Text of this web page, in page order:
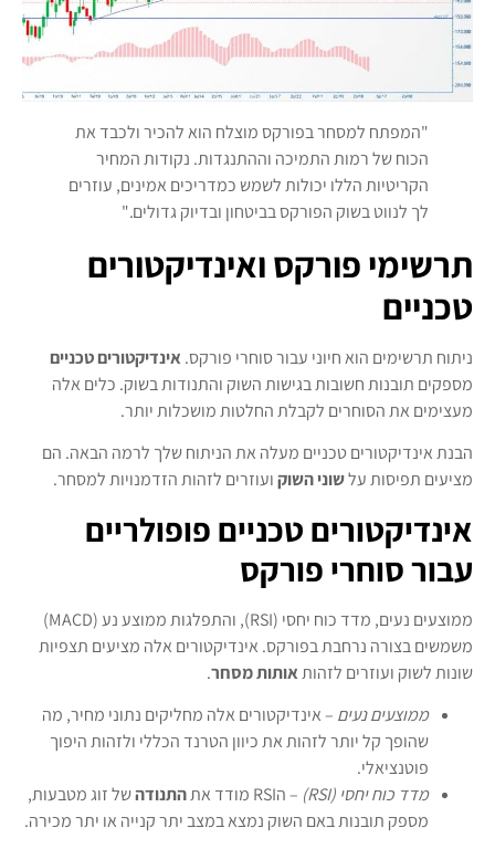
"המפתח למסחר בפורקס מוצלח הוא להכיר ולכבד את
הכוח של רמות התמיכה וההתנגדות. נקודות המחיר
הקריטיות הללו יכולות לשמש כמדריכים אמינים, עוזרים
לך לנווט בשוק הפורקס בביטחון ובדיוק גדולים."
תרשימי פורקס ואינדיקטורים
טכניים
ניתוח תרשימים הוא חיוני עבור סוחרי פורקס. אינדיקטורים טכניים
מספקים תובנות חשובות בגישות השוק והתנודות בשוק. כלים אלה
מעצימים את הסוחרים לקבלת החלטות מושכלות יותר.
הבנת אינדיקטורים טכניים מעלה את הניתוח שלך לרמה הבאה. הם
מציעים תפיסות עלשוני השוקועוזרים לזהות הזדמנויות למסחר.
אינדיקטורים טכניים פופולריים
עבור סוחרי פורקס
ממוצעים נעים, מדד כוח יחסי (RSI), והתפלגות ממוצע נע (MACD)
משמשים בצורה נרחבת בפורקס. אינדיקטורים אלה מציעים תצפיות
שונות לשוק ועוזרים לזהותאותות מסחר.
ממוצעים נעים – אינדיקטורים אלה מחליקים נתוני מחיר, מה
שהופך קל יותר לזהות את כיוון הטרנד הכללי ולזהות היפוך
פוטנציאלי.
מדד כוח יחסי (RSI)
– הRSI מודד את התנודהשל זוג מטבעות,
מספק תובנות באם השוק נמצא במצב יתר קנייה או יתר מכירה.